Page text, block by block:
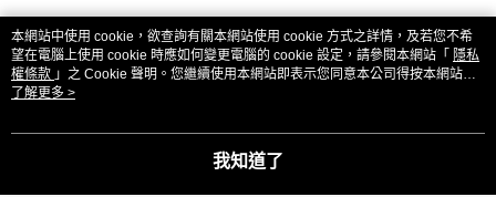
熱門標籤
本網站中使用 cookie，欲查詢有關本網站使用 cookie 方式之詳情，及若您不希
望在電腦上使用 cookie 時應如何變更電腦的 cookie 設定，請參閱本網站「 隱私
權條款 」之 Cookie 聲明。您繼續使用本網站即表示您同意本公司得按本網站使
用條款之 Cookie 聲明使用 cookie。
了解更多 >
我知道了